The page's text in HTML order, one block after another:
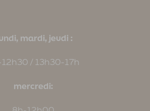
mardi, jeudi :
/ 13h30-17h
mercredi: